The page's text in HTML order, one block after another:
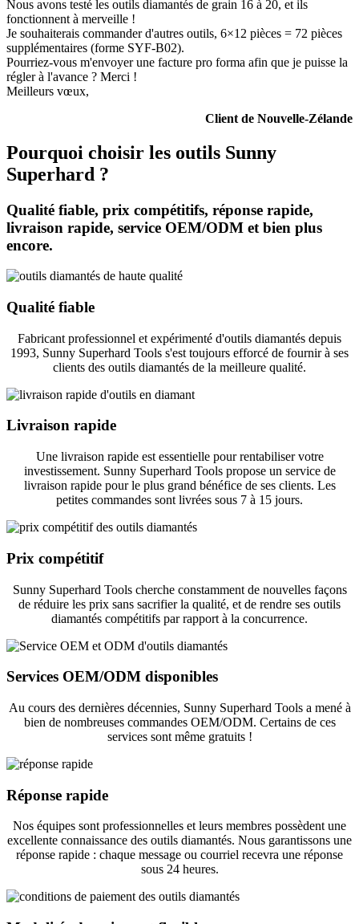
Nous avons testé les outils diamantés de grain 16 à 20, et ils
fonctionnent à merveille !
Je souhaiterais commander d'autres outils, 6×12 pièces = 72 pièces
supplémentaires (forme SYF-B02).
Pourriez-vous m'envoyer une facture pro forma afin que je puisse la
régler à l'avance ? Merci !
Meilleurs vœux,
Client de Nouvelle-Zélande
Pourquoi choisir les outils Sunny
Superhard ?
Qualité fiable, prix compétitifs, réponse rapide,
livraison rapide, service OEM/ODM et bien plus
encore.
Qualité fiable
Fabricant professionnel et expérimenté d'outils diamantés depuis
1993, Sunny Superhard Tools s'est toujours efforcé de fournir à ses
clients des outils diamantés de la meilleure qualité.
Livraison rapide
Une livraison rapide est essentielle pour rentabiliser votre
investissement. Sunny Superhard Tools propose un service de
livraison rapide pour le plus grand bénéfice de ses clients. Les
petites commandes sont livrées sous 7 à 15 jours.
Prix ​​compétitif
Sunny Superhard Tools cherche constamment de nouvelles façons
de réduire les prix sans sacrifier la qualité, et de rendre ses outils
diamantés compétitifs par rapport à la concurrence.
Services OEM/ODM disponibles
Au cours des dernières décennies, Sunny Superhard Tools a mené à
bien de nombreuses commandes OEM/ODM. Certains de ces
services sont même gratuits !
Réponse rapide
Nos équipes sont professionnelles et leurs membres possèdent une
excellente connaissance des outils diamantés. Nous garantissons une
réponse rapide : chaque message ou courriel recevra une réponse
sous 24 heures.